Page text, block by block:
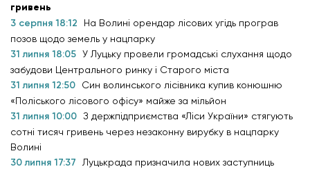
гривень
3 серпня 18:12
На Волині орендар лісових угідь програв
позов щодо земель у нацпарку
31 липня 18:05 У Луцьку провели громадські слухання щодо
забудови Центрального ринку і Старого міста
31 липня 12:50
Син волинського лісівника купив конюшню
«Поліського лісового офісу» майже за мільйон
31 липня 10:00 З держпідприємства «Ліси України» стягують
сотні тисяч гривень через незаконну вирубку в нацпарку
Волині
30 липня 17:37 Луцькрада призначила нових заступниць